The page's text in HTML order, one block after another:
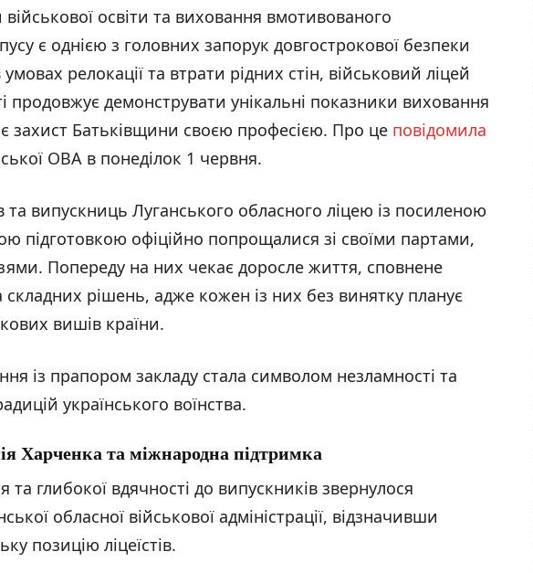
освіти та виховання вмотивованого
є однією з головних запорук довгострокової безпеки
релокації та втрати рідних стін, військовий ліцей
продовжує демонструвати унікальні показники виховання
захист Батьківщини своєю професією. Про це повідомила
ОВА в понеділок 1 червня.
та випускниць Луганського обласного ліцею із посиленою
підготовкою офіційно попрощалися зі своїми партами,
Попереду на них чекає доросле життя, сповнене
складних рішень, адже кожен із них без винятку планує
вишів країни.
із прапором закладу стала символом незламності та
українського воїнства.
Харченка та міжнародна підтримка
та глибокої вдячності до випускників звернулося
обласної військової адміністрації, відзначивши
позицію ліцеїстів.